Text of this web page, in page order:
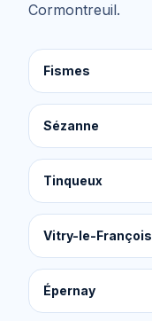
Cormontreuil.
Fismes
Sézanne
Tinqueux
Vitry-le-François
Épernay